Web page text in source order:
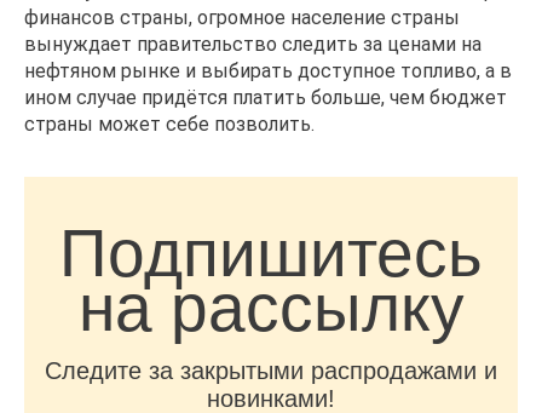
финансов страны, огромное население страны
вынуждает правительство следить за ценами на
нефтяном рынке и выбирать доступное топливо, а в
ином случае придётся платить больше, чем бюджет
страны может себе позволить.
Подпишитесь
на рассылку
Следите за закрытыми распродажами и
новинками!